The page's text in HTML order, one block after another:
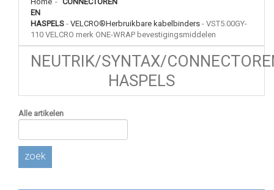
EN
HASPELS - VELCRO®Herbruikbare kabelbinders - VST5.00GY-
110 VELCRO merk ONE-WRAP bevestigingsmiddelen
NEUTRIK/SYNTAX/
HASPELS
Alle artikelen
zoek